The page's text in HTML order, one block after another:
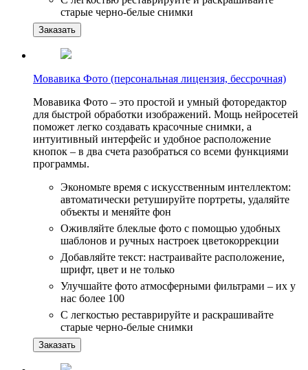
старые черно-белые снимки
Заказать
Мовавика Фото (персональная лицензия, бессрочная)
Мовавика Фото – это простой и умный фоторедактор
для быстрой обработки изображений. Мощь нейросетей
поможет легко создавать красочные снимки, а
интуитивный интерфейс и удобное расположение
кнопок – в два счета разобраться со всеми функциями
программы.
Экономьте время с искусственным интеллектом:
автоматически ретушируйте портреты, удаляйте
объекты и меняйте фон
Оживляйте блеклые фото с помощью удобных
шаблонов и ручных настроек цветокоррекции
Добавляйте текст: настраивайте расположение,
шрифт, цвет и не только
Улучшайте фото атмосферными фильтрами – их у
нас более 100
С легкостью реставрируйте и раскрашивайте
старые черно-белые снимки
Заказать